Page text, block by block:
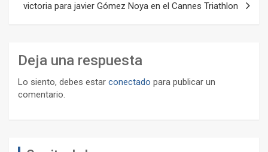
victoria para javier Gómez Noya en el Cannes Triathlon
Deja una respuesta
Lo siento, debes estar conectado para publicar un
comentario.